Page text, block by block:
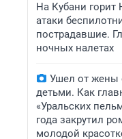
На Кубани горит
атаки
пострадавшие.
ночных налетах
Ушел от жены
детьми. Как
«Уральских
года закрутил
молодой